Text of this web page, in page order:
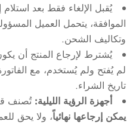
يُقبل الإلغاء فقط بعد
الموافقة، يتحمل العميل
وتكاليف الشحن.
يُشترط لإرجاع المنتج أن
لم يُفتح ولم يُستخدم، مع
تاريخ الشراء.
أجهزة الرؤية الليلية: تُصنف
يمكن إرجاعها نهائياً، ولا يحق